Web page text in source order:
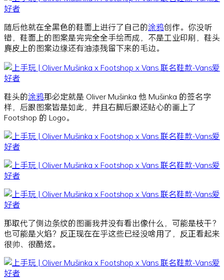
随后他就在全黑色的鞋面上进行了自己的涂鸦创作。你没听
错，鞋面上的图案是完完全全手绘而成，不是工业印刷，鞋头
麂皮上的图案边缘还有油漆残留下来的毛边。
鞋头的涂鸦那必定就是 Oliver Mušinka 他 Mušinka 的签名字
样，后跟图案皆是如此，并且右脚后跟还贴心的画上了
Footshop 的 Logo。
那取代了侧边条纹的图画我并没有看出像什么，可能是枝干？
也可能是火焰？反正现在在乎这些已经没啥用了，反正看起来
很帅、很酷炫。